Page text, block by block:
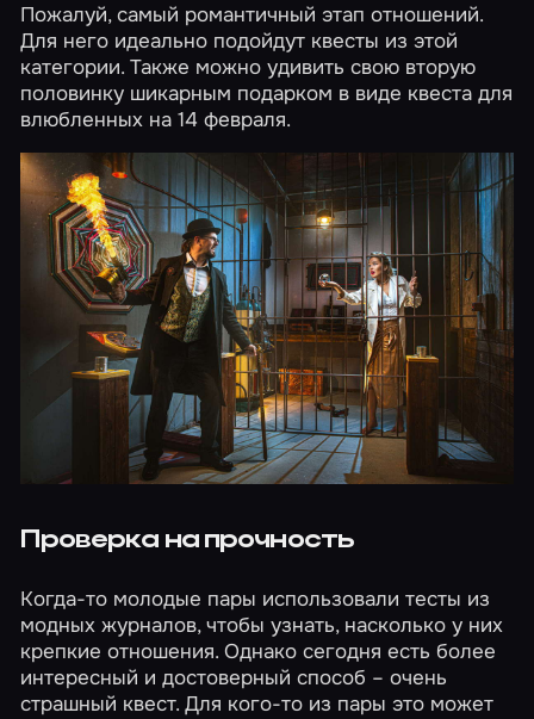
Пожалуй, самый романтичный этап отношений.
Для него идеально подойдут квесты изэтой
категории. Также можно удивить свою вторую
половинку шикарным подарком в виде квеста для
влюбленных на 14 февраля.
Проверка на прочность
Когда-то молодые пары использовали тесты из
модных журналов, чтобы узнать, насколько у них
крепкие отношения. Однако сегодня есть более
интересный и достоверный способ – очень
страшный квест. Для кого-то из пары это может